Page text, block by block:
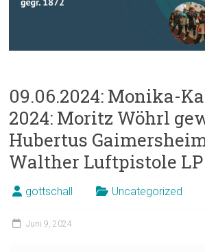
09.06.2024: Monika-
2024: Moritz Wöhrl
Hubertus
Walther Luftpistole LP
gottschall Uncategorized
Juni 9, 2024